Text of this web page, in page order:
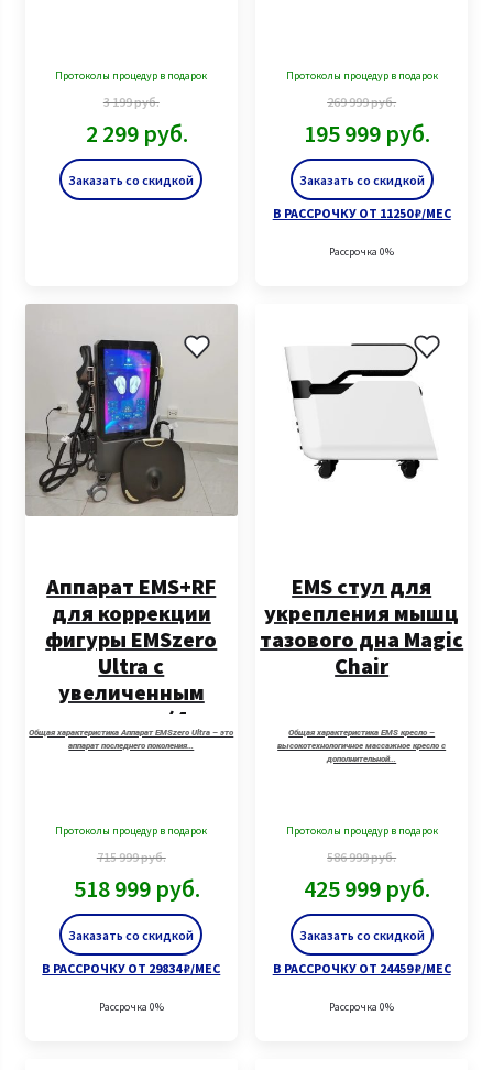
Заказать со скидкой
Протоколы процедур в подарок
3 199руб.
2 299 руб.
Заказать со скидкой
Протоколы процедур в подарок
269 999руб.
195 999 руб.
В РАССРОЧКУ ОТ 11250 ₽/МЕС
Рассрочка 0%
Заказать со скидкой
Аппарат EMS+RF
для коррекции
фигуры EMSzero
Ultra с
увеличенным
экраном (4
манипулы + стул)
Общая характеристика Аппарат EMSzero Ultra – это
аппарат последнего поколения…
Протоколы процедур в подарок
715 999руб.
518 999 руб.
В РАССРОЧКУ ОТ 29834 ₽/МЕС
Рассрочка 0%
Заказать со скидкой
EMS стул для
укрепления мышц
тазового дна Magic
Chair
Общая характеристика EMS кресло –
высокотехнологичное массажное кресло с
дополнительной…
Протоколы процедур в подарок
586 999руб.
425 999 руб.
В РАССРОЧКУ ОТ 24459 ₽/МЕС
Рассрочка 0%